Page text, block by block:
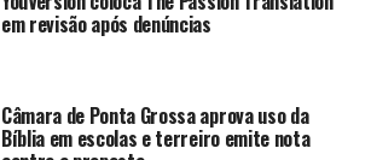
em revisão após denúncias
Câmara de Ponta Grossa aprova uso da
Bíblia em escolas e terreiro emite nota